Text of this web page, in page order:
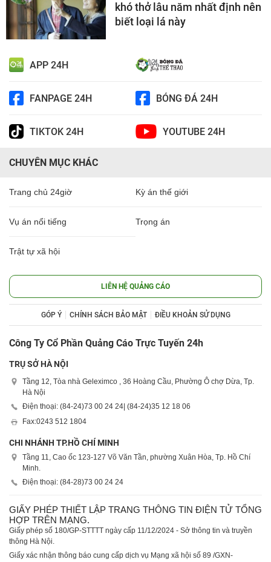
khó thở lâu năm nhất định nên
biết loại lá này
APP 24H
FANPAGE 24H BÓNG ĐÁ 24H
TIKTOK 24H YOUTUBE 24H
CHUYÊN MỤC KHÁC
Trang chủ 24giờ Kỳ án thế giới
Vụ án nổi tiếng Trọng án
Trật tự xã hội
LIÊN HỆ QUẢNG CÁO
GÓP Ý CHÍNH SÁCH BẢO MẬT ĐIỀU KHOẢN SỬ DỤNG
Công Ty Cổ Phần Quảng Cáo Trực Tuyến 24h
TRỤ SỞ HÀ NỘI
Tầng 12, Tòa nhà Geleximco , 36 Hoàng Cầu, Phường Ô chợ Dừa, Tp.
Hà Nội
Điện thoại: (84-24)73 00 24 24 | (84-24)35 12 18 06
Fax:0243 512 1804
CHI NHÁNH TP.HỒ CHÍ MINH
Tầng 11, Cao ốc 123-127 Võ Văn Tần, phường Xuân Hòa, Tp. Hồ Chí
Minh.
Điện thoại: (84-28)73 00 24 24
GIẤY PHÉP THIẾT LẬP TRANG THÔNG TIN ĐIỆN TỬ TỔNG
HỢP TRÊN MẠNG.
Giấy phép số 180/GP-STTTT ngày cấp 11/12/2024 - Sở thông tin và truyền
thông Hà Nội.
Giấy xác nhận thông báo cung cấp dịch vụ Mạng xã hội số 89 /GXN-